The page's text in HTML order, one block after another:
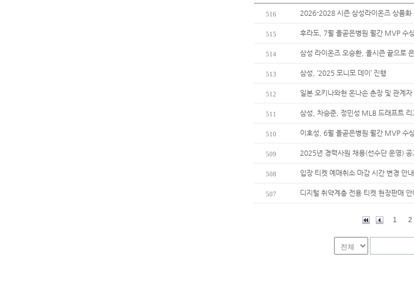
516 2026-2028 시즌 삼성라이온즈 상품화
515 후라도, 7월 올곧은병원 월간 MVP 수
514 삼성 라이온즈 오승환, 올시즌 끝으로
513 삼성, ‘2025 모니모 데이’ 진행
512 일본 오키나와현 온나손 촌장 및 관계
511 삼성, 차승준, 정민성 MLB 드래프트 리
510 이호성, 6월 올곧은병원 월간 MVP 수
509 2025년 경력사원 채용(선수단 운영) 공
508 입장 티켓 예매취소 마감 시간 변경 안내
507 디지털 취약계층 전용 티켓 현장판매 안
1 2